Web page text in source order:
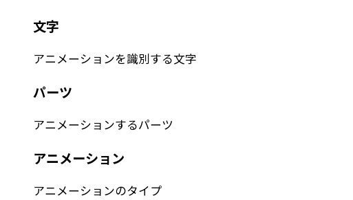
文字
アニメーションを識別する文字
パーツ
アニメーションするパーツ
アニメーション
アニメーションのタイプ